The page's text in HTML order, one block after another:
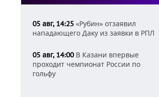
05 авг, 14:25 «Рубин» отзаявил
нападающего Даку из заявки в РПЛ
05 авг, 14:00В Казани впервые
проходит чемпионат России по
гольфу